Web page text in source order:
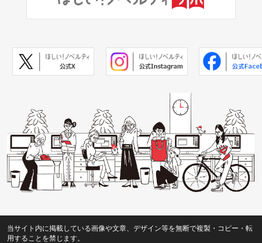
当サイト内に掲載している画像や文章、デザイン等を無断で複製・コピー・転
用することを禁じます。